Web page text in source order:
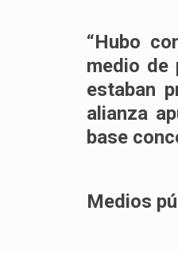
“Hubo
medio de
estaban
alianza
base
Medios